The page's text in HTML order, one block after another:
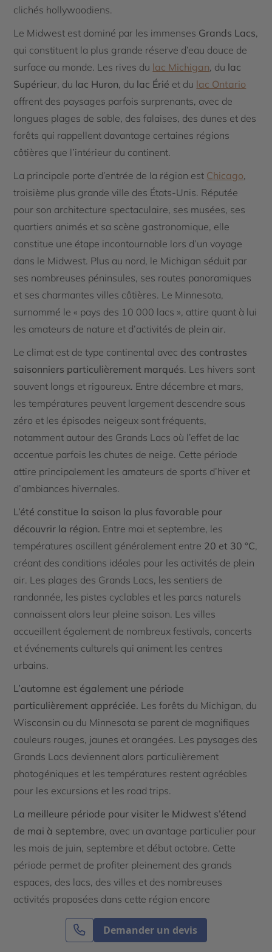
Demander un devis
clichés hollywoodiens.
Le Midwest est dominé par les immenses Grands Lacs,
qui constituent la plus grande réserve d’eau douce de
surface au monde. Les rives du lac Michigan, du lac
Supérieur, du lac Huron, du lac Érié et du lac Ontario
offrent des paysages parfois surprenants, avec de
longues plages de sable, des falaises, des dunes et des
forêts qui rappellent davantage certaines régions
côtières que l’intérieur du continent.
La principale porte d’entrée de la région est Chicago,
troisième plus grande ville des États-Unis. Réputée
pour son architecture spectaculaire, ses musées, ses
quartiers animés et sa scène gastronomique, elle
constitue une étape incontournable lors d’un voyage
dans le Midwest. Plus au nord, le Michigan séduit par
ses nombreuses péninsules, ses routes panoramiques
et ses charmantes villes côtières. Le Minnesota,
surnommé le « pays des 10 000 lacs », attire quant à lui
les amateurs de nature et d’activités de plein air.
Le climat est de type continental avec des contrastes
saisonniers particulièrement marqués. Les hivers sont
souvent longs et rigoureux. Entre décembre et mars,
les températures peuvent largement descendre sous
zéro et les épisodes neigeux sont fréquents,
notamment autour des Grands Lacs où l’effet de lac
accentue parfois les chutes de neige. Cette période
attire principalement les amateurs de sports d’hiver et
d’ambiances hivernales.
L’été constitue la saison la plus favorable pour
découvrir la région. Entre mai et septembre, les
températures oscillent généralement entre 20 et 30 °C,
créant des conditions idéales pour les activités de plein
air. Les plages des Grands Lacs, les sentiers de
randonnée, les pistes cyclables et les parcs naturels
connaissent alors leur pleine saison. Les villes
accueillent également de nombreux festivals, concerts
et événements culturels qui animent les centres
urbains.
L’automne est également une période
particulièrement appréciée. Les forêts du Michigan, du
Wisconsin ou du Minnesota se parent de magnifiques
couleurs rouges, jaunes et orangées. Les paysages des
Grands Lacs deviennent alors particulièrement
photogéniques et les températures restent agréables
pour les excursions et les road trips.
La meilleure période pour visiter le Midwest s’étend
de mai à septembre, avec un avantage particulier pour
les mois de juin, septembre et début octobre. Cette
période permet de profiter pleinement des grands
espaces, des lacs, des villes et des nombreuses
activités proposées dans cette région encore
méconnue des voyageurs internationaux. Grâce à son
équilibre entre nature, culture et authenticité, le